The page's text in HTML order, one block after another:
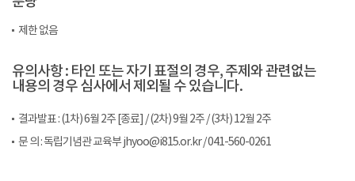
제한 없음
유의사항 : 타인 또는 자기 표절의 경우, 주제와 관련없는
내용의 경우 심사에서 제외될 수 있습니다.
결과발표 : (1차) 6월 2주 [종료] / (2차) 9월 2주 / (3차) 12월 2주
문 의 : 독립기념관 교육부 jhyoo@i815.or.kr / 041-560-0261